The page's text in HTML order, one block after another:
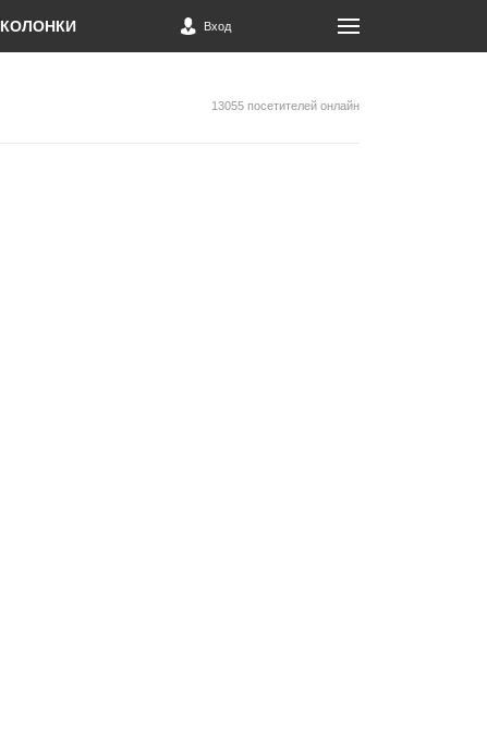
КОЛОНКИ Вход
13055 посетителей онлайн